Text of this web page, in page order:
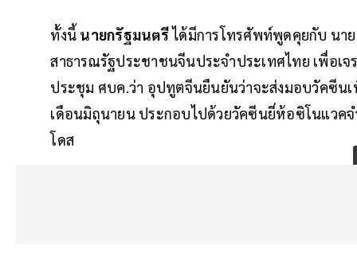
ทั้งนี้ นายกรัฐมนตรีได้มีการโทรศัพท์พูดคุยกับ นาย
สาธารณรัฐประชาชนจีนประจำประเทศไทย เพื่อเ
ประชุม ศบค.ว่า อุปทูตจีนยืนยันว่าจะส่งมอบวัคซีน
เดือนมิถุนายน ประกอบไปด้วยวัคซีนยี่ห้อซิโนแวค
โดส